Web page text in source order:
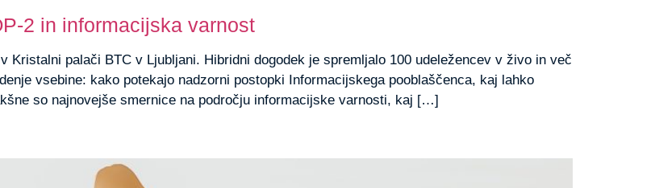
2 in informacijska varnost
Kristalni palači BTC v Ljubljani. Hibridni dogodek je spremljalo 100 udeležencev v živo in več
vsebine: kako potekajo nadzorni postopki Informacijskega pooblaščenca, kaj lahko
so najnovejše smernice na področju informacijske varnosti, kaj […]